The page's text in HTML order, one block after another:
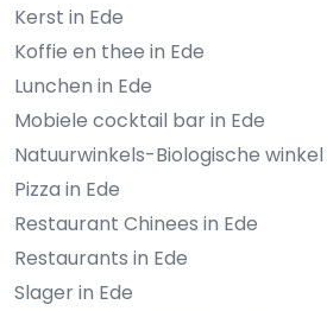
Kerst in Ede
Koffie en thee in Ede
Lunchen in Ede
Mobiele cocktail bar in Ede
Natuurwinkels-Biologische winkel
Pizza in Ede
Restaurant Chinees in Ede
Restaurants in Ede
Slager in Ede